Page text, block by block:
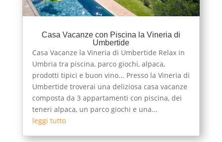
Casa Vacanze con Piscina la Vineria di
Umbertide
Casa Vacanze la Vineria di Umbertide Relax in
Umbria tra piscina, parco giochi, alpaca,
prodotti tipici e buon vino... Presso la Vineria di
Umbertide troverai una deliziosa casa vacanze
composta da 3 appartamenti con piscina, dei
teneri alpaca, un parco giochi e una...
leggi tutto